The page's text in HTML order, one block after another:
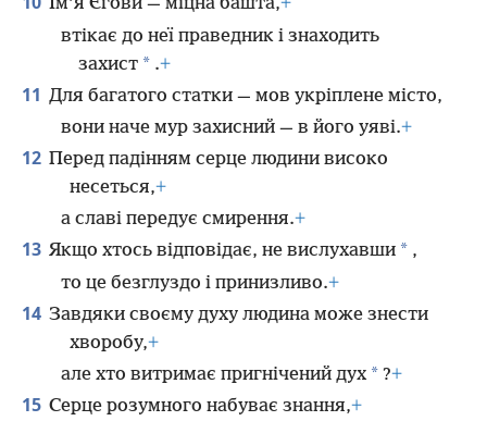
Ім’я Єгови — міцна башта,+
втікає до неї праведник і знаходить
захист * .+
11 Для багатого статки — мов укріплене місто,
вони наче мур захисний — в його уяві.+
12 Перед падінням серце людини високо
несеться,+
а славі передує смирення.+
13 Якщо хтось відповідає, не вислухавши * ,
то це безглуздо і принизливо.+
14 Завдяки своєму духу людина може знести
хворобу,+
але хто витримає пригнічений дух * ?+
15 Серце розумного набуває знання,+